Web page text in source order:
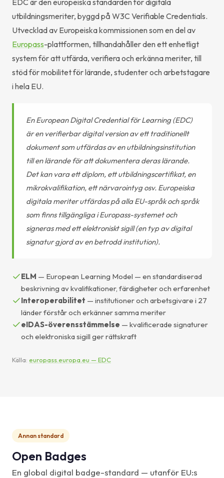
utbildningsmeriter, byggd på W3C Verifiable Credentials.
Utvecklad av Europeiska kommissionen som en del av
Europass-plattformen, tillhandahåller den ett enhetligt
system för att utfärda, verifiera och erkänna meriter, till
stöd för mobilitet för lärande, studenter och arbetstagare
i hela EU.
En European Digital Credential för Learning (EDC)
är en verifierbar digital version av ett traditionellt
dokument som utfärdas av en utbildningsinstitution
till en lärande för att dokumentera deras lärande.
Det kan vara ett diplom, ett utbildningscertifikat, en
mikrokvalifikation, ett närvaro­intyg osv. Europeiska
digitala meriter utfärdas på alla EU-språk och språk
som finns tillgängliga i Europass-systemet och
signeras med ett elektroniskt sigill (en typ av digital
signatur gjord av en betrodd institution).
ELM — European Learning Model — en standardiserad
beskrivning av kvalifikationer, färdigheter och erfarenhet
Interoperabilitet — institutioner och arbetsgivare i 27
länder förstår och erkänner samma meriter
eIDAS-överensstämmelse — kvalificerade signaturer
och elektroniska sigill ger rättskraft
Källa: europass.europa.eu — EDC
Annan standard
Open Badges
En global digital badge-standard — utanför EU:s